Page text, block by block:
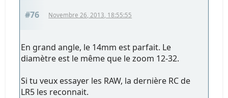
#76 Novembre 26, 2013, 18:55:55
En grand angle, le 14mm est parfait. Le
diamètre est le même que le zoom 12-32.
Si tu veux essayer les RAW, la dernière RC de
LR5 les reconnait.